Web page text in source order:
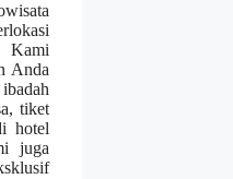
Anda
tiket
hotel
juga